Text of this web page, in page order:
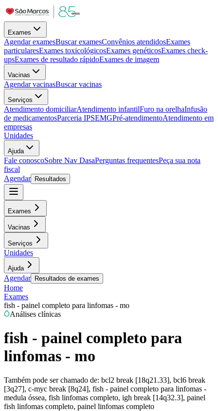
Exames
Agendar examesBuscar examesConvênios atendidosExames
particularesExames toxicológicosExames genéticosExames check-
upsExames de resultado rápidoExames de imagem
Vacinas
Agendar vacinasBuscar vacinas
Serviços
Atendimento domiciliarAtendimento infantilFuro na orelhaInfusão
de medicamentosParceria IPSEMGPré-atendimentoAtendimento em
empresas
Unidades
Ajuda
Fale conoscoSobre Nav DasaPerguntas frequentesPeça sua nota
fiscal
Agendar
Resultados
Exames
Vacinas
Serviços
Unidades
Ajuda
Agendar Resultados de exames
Home
Exames
fish - painel completo para linfomas - mo
Análises clínicas
fish - painel completo para
linfomas - mo
Também pode ser chamado de: bcl2 break [18q21.33], bcl6 break
[3q27], c-myc break [8q24], fish - painel completo para linfomas -
medula óssea, fish linfomas completo, igh break [14q32.3], painel
fish linfomas completo, painel linfomas completo